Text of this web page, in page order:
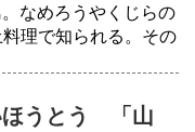
なめろうやくじらの
理で知られる。その
ほうとう 「山